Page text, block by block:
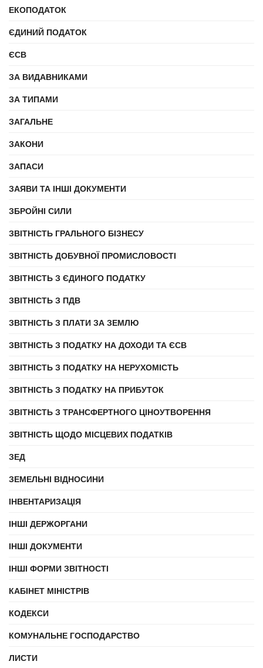
ЕКОПОДАТОК
ЄДИНИЙ ПОДАТОК
ЄСВ
ЗА ВИДАВНИКАМИ
ЗА ТИПАМИ
ЗАГАЛЬНЕ
ЗАКОНИ
ЗАПАСИ
ЗАЯВИ ТА ІНШІ ДОКУМЕНТИ
ЗБРОЙНІ СИЛИ
ЗВІТНІСТЬ ГРАЛЬНОГО БІЗНЕСУ
ЗВІТНІСТЬ ДОБУВНОЇ ПРОМИСЛОВОСТІ
ЗВІТНІСТЬ З ЄДИНОГО ПОДАТКУ
ЗВІТНІСТЬ З ПДВ
ЗВІТНІСТЬ З ПЛАТИ ЗА ЗЕМЛЮ
ЗВІТНІСТЬ З ПОДАТКУ НА ДОХОДИ ТА ЄСВ
ЗВІТНІСТЬ З ПОДАТКУ НА НЕРУХОМІСТЬ
ЗВІТНІСТЬ З ПОДАТКУ НА ПРИБУТОК
ЗВІТНІСТЬ З ТРАНСФЕРТНОГО ЦІНОУТВОРЕННЯ
ЗВІТНІСТЬ ЩОДО МІСЦЕВИХ ПОДАТКІВ
ЗЕД
ЗЕМЕЛЬНІ ВІДНОСИНИ
ІНВЕНТАРИЗАЦІЯ
ІНШІ ДЕРЖОРГАНИ
ІНШІ ДОКУМЕНТИ
ІНШІ ФОРМИ ЗВІТНОСТІ
КАБІНЕТ МІНІСТРІВ
КОДЕКСИ
КОМУНАЛЬНЕ ГОСПОДАРСТВО
ЛИСТИ